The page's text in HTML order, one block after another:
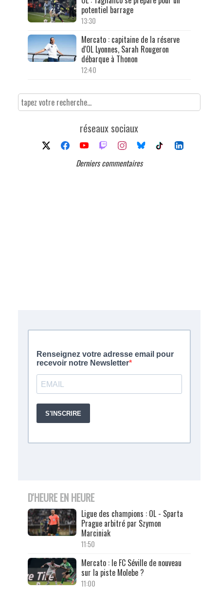
potentiel barrage
13:30
Mercato : capitaine de la réserve
d'OL Lyonnes, Sarah Rougeron
débarque à Thonon
12:40
réseaux sociaux
Derniers commentaires
D'HEURE EN HEURE
Ligue des champions : OL - Sparta
Prague arbitré par Szymon
Marciniak
11:50
Mercato : le FC Séville de nouveau
sur la piste Molebe ?
11:00